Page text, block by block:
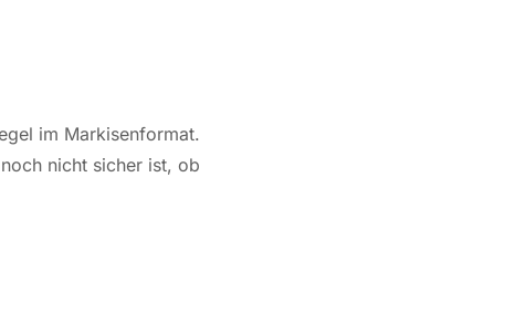
im Mar­ki­sen­for­mat.
nicht sicher ist, ob